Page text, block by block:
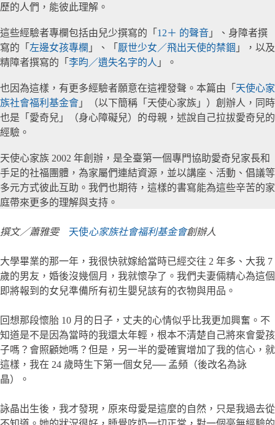
歷的人們，能彼此理解。
這些經驗者專欄包括由兒少撰寫的「 12＋ 的聲音 」、身障者撰
寫的「 左邊女孩專欄 」、「 厭世少女／飛出天使的禁錮 」，以及
精障者撰寫的「 李昀／遺失名字的人 」。
也因為這樣，有更多經驗者願意在這裡發聲。本篇由「 天使心家
族社會福利基金會 」（以下簡稱「天使心家族」）創辦人，同時
也是「愛奇兒」（身心障礙兒）的母親，述說自己拉拔愛奇兒的
經驗。
天使心家族 2002 年創辦，是全臺第一個專門協助愛奇兒家長和
手足的社福團體，為家屬們連結資源，並以講座、活動、倡議等
多元方式彼此互助。我們也期待，這樣的書寫能為這些辛苦的家
庭帶來更多的理解與支持。
撰文／蕭雅雯 天使心家族社會福利基金會創辦人
大學畢業的那一年，我很快就嫁給當時已經交往 2 年多、大我 7
歲的男友，婚後沒幾個月，我就懷孕了。我們夫妻倆精心為這個
即將報到的女兒準備所有初生嬰兒該有的衣物與用品。
回想那段懷胎 10 月的日子，丈夫的心情似乎比我更加興奮。不
知道是不是因為當時的我還太年輕，根本不清楚自己將來會愛孩
子嗎？會照顧她嗎？但是，另一半的愛確實增加了我的信心，就
這樣，我在 24 歲時生下第一個女兒── 孟頻（後改名為詠
晶）。
詠晶出生後，我才發現，原來母愛是這麼的自然，只是我過去從